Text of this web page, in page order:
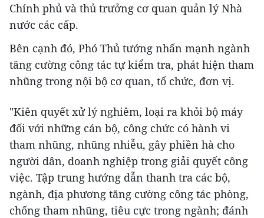
Chính phủ và thủ trưởng cơ quan quản lý Nhà
nước các cấp.
Bên cạnh đó, Phó Thủ tướng nhấn mạnh ngành
tăng cường công tác tự kiểm tra, phát hiện tham
nhũng trong nội bộ cơ quan, tổ chức, đơn vị.
"Kiên quyết xử lý nghiêm, loại ra khỏi bộ máy
đối với những cán bộ, công chức có hành vi
tham nhũng, nhũng nhiễu, gây phiền hà cho
người dân, doanh nghiệp trong giải quyết công
việc. Tập trung hướng dẫn thanh tra các bộ,
ngành, địa phương tăng cường công tác phòng,
chống tham nhũng, tiêu cực trong ngành; đánh